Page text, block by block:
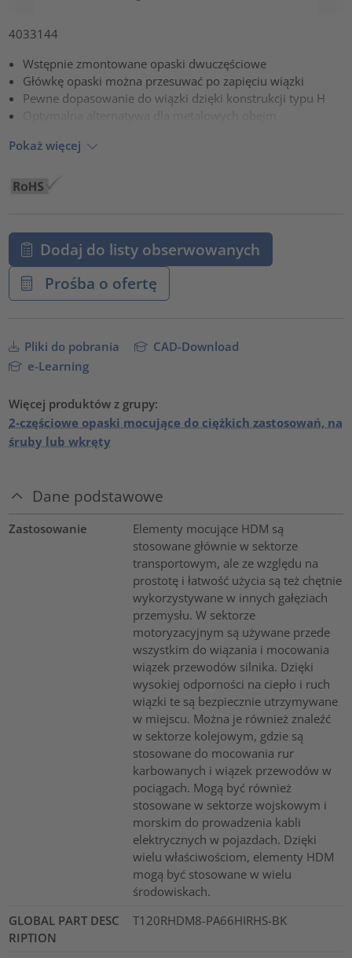
4033144
Wstępnie zmontowane opaski dwuczęściowe
Główkę opaski można przesuwać po zapięciu wiązki
Pewne dopasowanie do wiązki dzięki konstrukcji typu H
Pokaż więcej
Dodaj do listy obserwowanych
Prośba o ofertę
Pliki do pobrania
CAD-Download
e-Learning
Więcej produktów z grupy:
2-częściowe opaski mocujące do ciężkich zastosowań, na
śruby lub wkręty
Dane podstawowe
Zastosowanie
Elementy mocujące HDM są
stosowane głównie w sektorze
transportowym, ale ze względu na
prostotę i łatwość użycia są też chętnie
wykorzystywane w innych gałęziach
przemysłu. W sektorze
motoryzacyjnym są używane przede
wszystkim do wiązania i mocowania
wiązek przewodów silnika. Dzięki
wysokiej odporności na ciepło i ruch
wiązki te są bezpiecznie utrzymywane
w miejscu. Można je również znaleźć
w sektorze kolejowym, gdzie są
stosowane do mocowania rur
karbowanych i wiązek przewodów w
pociągach. Mogą być również
stosowane w sektorze wojskowym i
morskim do prowadzenia kabli
elektrycznych w pojazdach. Dzięki
wielu właściwościom, elementy HDM
mogą być stosowane w wielu
środowiskach.
GLOBAL PART DESC
RIPTION
T120RHDM8-PA66HIRHS-BK